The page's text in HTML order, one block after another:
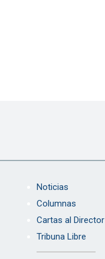
Noticias
Columnas
Cartas al Director
Tribuna Libre